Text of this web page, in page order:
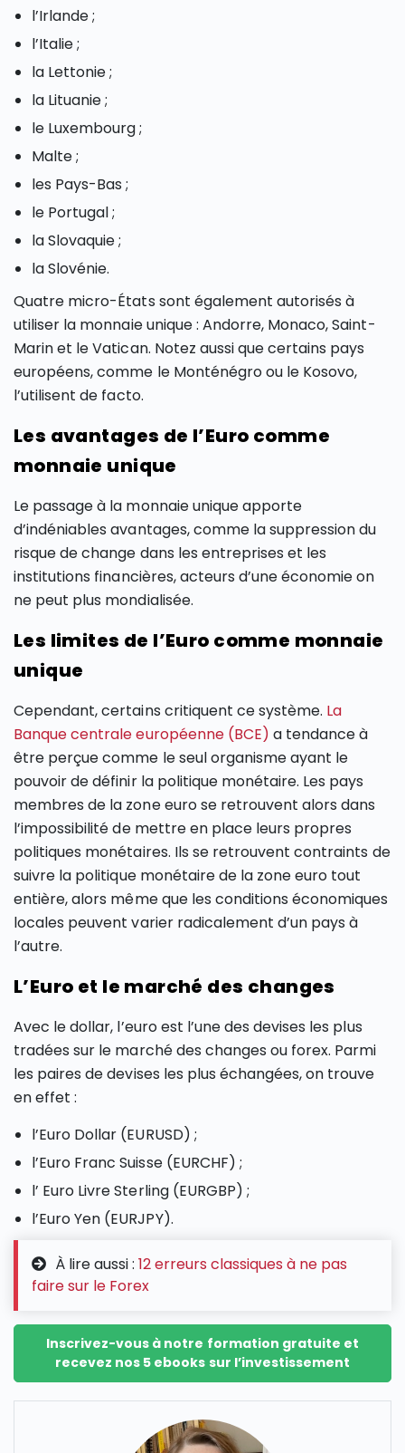
l’Irlande ;
l’Italie ;
la Lettonie ;
la Lituanie ;
le Luxembourg ;
Malte ;
les Pays-Bas ;
le Portugal ;
la Slovaquie ;
la Slovénie.
Quatre micro-États sont également autorisés à
utiliser la monnaie unique : Andorre, Monaco, Saint-
Marin et le Vatican. Notez aussi que certains pays
européens, comme le Monténégro ou le Kosovo,
l’utilisent de facto.
Les avantages de l’Euro comme
monnaie unique
Le passage à la monnaie unique apporte
d’indéniables avantages, comme la suppression du
risque de change dans les entreprises et les
institutions financières, acteurs d’une économie on
ne peut plus mondialisée.
Les limites de l’Euro comme monnaie
unique
Cependant, certains critiquent ce système. La
Banque centrale européenne (BCE) a tendance à
être perçue comme le seul organisme ayant le
pouvoir de définir la politique monétaire. Les pays
membres de la zone euro se retrouvent alors dans
l’impossibilité de mettre en place leurs propres
politiques monétaires. Ils se retrouvent contraints de
suivre la politique monétaire de la zone euro tout
entière, alors même que les conditions économiques
locales peuvent varier radicalement d’un pays à
l’autre.
L’Euro et le marché des changes
Avec le dollar, l’euro est l’une des devises les plus
tradées sur le marché des changes ou forex. Parmi
les paires de devises les plus échangées, on trouve
en effet :
l’Euro Dollar (EURUSD) ;
l’Euro Franc Suisse (EURCHF) ;
l’ Euro Livre Sterling (EURGBP) ;
l’Euro Yen (EURJPY).
À lire aussi : 12 erreurs classiques à ne pas
faire sur le Forex
Inscrivez-vous à notre formation gratuite et
recevez nos 5 ebooks sur l’investissement